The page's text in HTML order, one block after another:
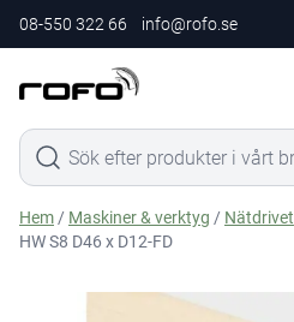
08-550 322 66 info@rofo.se
Hem / Maskiner & verktyg / Nätdrivet
HW S8 D46 x D12-FD